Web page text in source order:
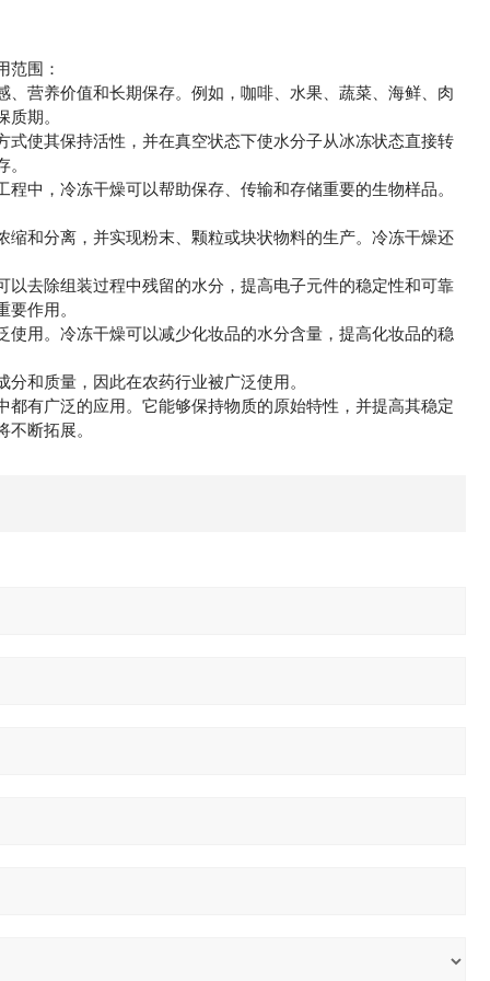
范围：
营养价值和长期保存。例如，咖啡、水果、蔬菜、海鲜、肉
期。
使其保持活性，并在真空状态下使水分子从冰冻状态直接转
中，冷冻干燥可以帮助保存、传输和存储重要的生物样品。
和分离，并实现粉末、颗粒或块状物料的生产。冷冻干燥还
去除组装过程中残留的水分，提高电子元件的稳定性和可靠
作用。
用。冷冻干燥可以减少化妆品的水分含量，提高化妆品的稳
和质量，因此在农药行业被广泛使用。
有广泛的应用。它能够保持物质的原始特性，并提高其稳定
断拓展。